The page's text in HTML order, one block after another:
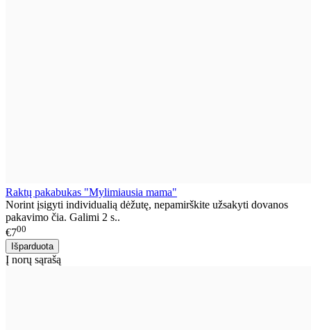
Raktų pakabukas "Mylimiausia mama"
Norint įsigyti individualią dėžutę, nepamirškite užsakyti dovanos
pakavimo čia. Galimi 2 s..
€700
Į norų sąrašą